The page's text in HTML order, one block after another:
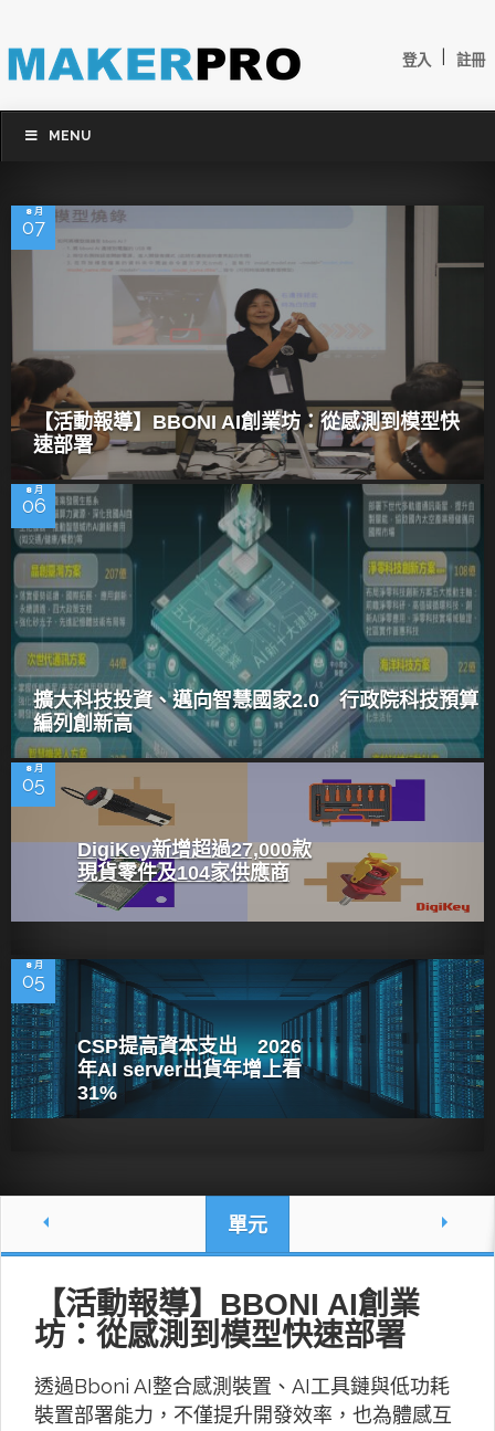
登入 註冊
MENU
8 月
07
【活動報導】BBONI AI創業坊：從感測到模型快
速部署
8 月
06
擴大科技投資、邁向智慧國家2.0 行政院科技預算
編列創新高
8 月
05
DigiKey新增超過27,000款
現貨零件及104家供應商
8 月
05
CSP提高資本支出 2026
年AI server出貨年增上看
31%
單元
【活動報導】BBONI AI創業
坊：從感測到模型快速部署
透過Bboni AI整合感測裝置、AI工具鏈與低功耗
裝置部署能力，不僅提升開發效率，也為體感互